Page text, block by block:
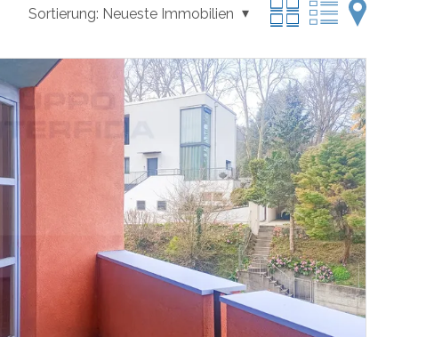
Sortierung: Neueste Immobilien